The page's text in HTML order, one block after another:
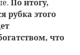
По итогу,
рубка этого
что